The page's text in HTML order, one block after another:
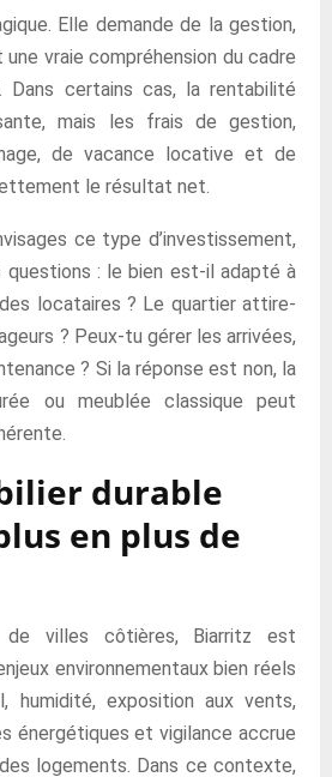
Elle demande de la gestion,
vraie compréhension du cadre
Dans certains cas, la rentabilité
mais les frais de gestion,
de vacance locative et de
le résultat net.
ce type d’investissement,
: le bien est-il adapté à
locataires ? Le quartier attire-
? Peux-tu gérer les arrivées,
? Si la réponse est non, la
ou meublée classique peut
durable
en plus de
de villes côtières, Biarritz est
environnementaux bien réels
humidité, exposition aux vents,
énergétiques et vigilance accrue
logements. Dans ce contexte,